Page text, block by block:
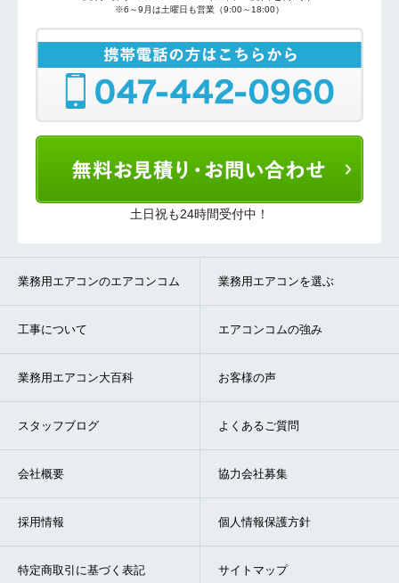
※6～9月は土曜日も営業（9:00～18:00）
土日祝も24時間受付中！
折り返しのご連絡
(ご選択ください)
お電話
メール
送信する
業務用エアコンのエアコンコム 業務用エアコンを選ぶ
工事について エアコンコムの強み
業務用エアコン大百科 お客様の声
スタッフブログ よくあるご質問
会社概要 協力会社募集
採用情報 個人情報保護方針
特定商取引に基づく表記 サイトマップ